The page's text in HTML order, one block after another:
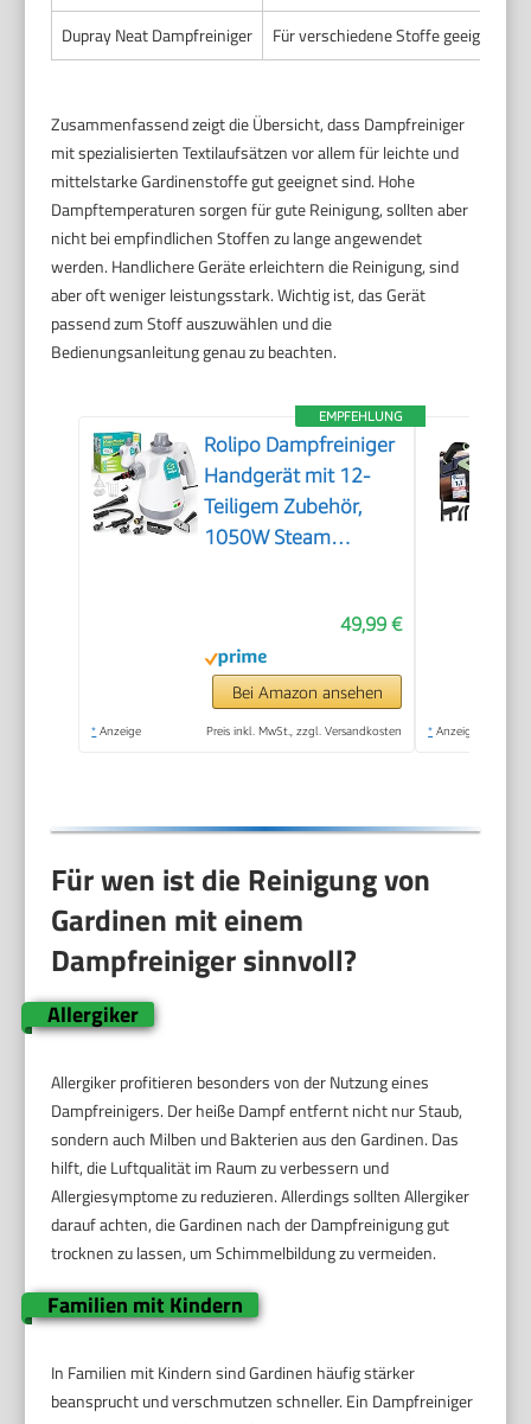
Dupray Neat Dampfreiniger
Für verschiedene Stoffe geeignet
Zusammenfassend zeigt die Übersicht, dass Dampfreiniger
mit spezialisierten Textilaufsätzen vor allem für leichte und
mittelstarke Gardinenstoffe gut geeignet sind. Hohe
Dampftemperaturen sorgen für gute Reinigung, sollten aber
nicht bei empfindlichen Stoffen zu lange angewendet
werden. Handlichere Geräte erleichtern die Reinigung, sind
aber oft weniger leistungsstark. Wichtig ist, das Gerät
passend zum Stoff auszuwählen und die
Bedienungsanleitung genau zu beachten.
EMPFEHLUNG
Rolipo Dampfreiniger
Handgerät mit 12-
Teiligem Zubehör,
1050W Steam
Polster & Auto–100%
Chemiefrei,
Hochdruck-Dampf
gegen Schmutz Fett
49,99 €
Bei Amazon ansehen
* Anzeige Preis inkl. MwSt., zzgl. Versandkosten * Anzeige
Für wen ist die Reinigung von
Gardinen mit einem
Dampfreiniger sinnvoll?
Allergiker
Allergiker profitieren besonders von der Nutzung eines
Dampfreinigers. Der heiße Dampf entfernt nicht nur Staub,
sondern auch Milben und Bakterien aus den Gardinen. Das
hilft, die Luftqualität im Raum zu verbessern und
Allergiesymptome zu reduzieren. Allerdings sollten Allergiker
darauf achten, die Gardinen nach der Dampfreinigung gut
trocknen zu lassen, um Schimmelbildung zu vermeiden.
Familien mit Kindern
In Familien mit Kindern sind Gardinen häufig stärker
beansprucht und verschmutzen schneller. Ein Dampfreiniger